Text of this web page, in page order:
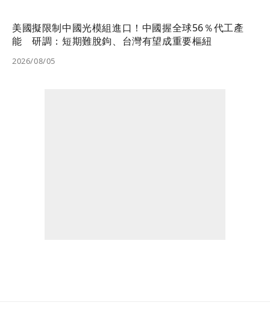
美國擬限制中國光模組進口！中國握全球56％代工產
能 研調：短期難脫鉤、台灣有望成重要樞紐
2026/08/05